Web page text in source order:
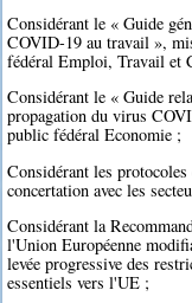
Considérant le « Guide
COVID-19 au travail »,
fédéral Emploi, Travail et
Considérant le « Guide
propagation du virus
public fédéral Economie ;
Considérant les
concertation avec les
Considérant la
l'Union Européenne
levée progressive des
essentiels vers l'UE ;